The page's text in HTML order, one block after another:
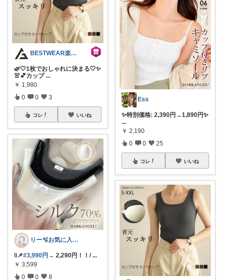
BESTWEAR楽天市場店
🌿🤍1枚でおしゃれに決まる🤍✨
👚💕カップ ...
￥ 1,980
0 0 3
コレ いいね
りー🫧お気に入りのある暮らし🧺
\\📌#3,990円→ 2,290円！！/ ...
￥ 3,599
0 0 8
Ess
✨特別価格: 2,390円→1,890円✨
...
￥ 2,190
0 0 25
コレ いいね